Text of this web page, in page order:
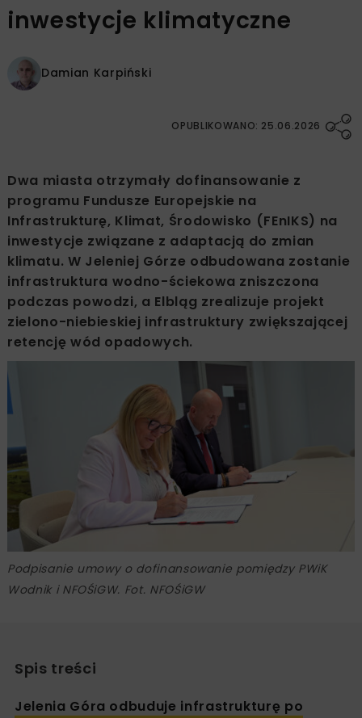
inwestycje klimatyczne
Damian Karpiński
OPUBLIKOWANO: 25.06.2026
Dwa miasta otrzymały dofinansowanie z
programu Fundusze Europejskie na
Infrastrukturę, Klimat, Środowisko (FEnIKS) na
inwestycje związane z adaptacją do zmian
klimatu. W Jeleniej Górze odbudowana zostanie
infrastruktura wodno-ściekowa zniszczona
podczas powodzi, a Elbląg zrealizuje projekt
zielono-niebieskiej infrastruktury zwiększającej
retencję wód opadowych.
Podpisanie umowy o dofinansowanie pomiędzy PWiK
Wodnik i NFOŚiGW. Fot. NFOŚiGW
Spis treści
Jelenia Góra odbuduje infrastrukturę po